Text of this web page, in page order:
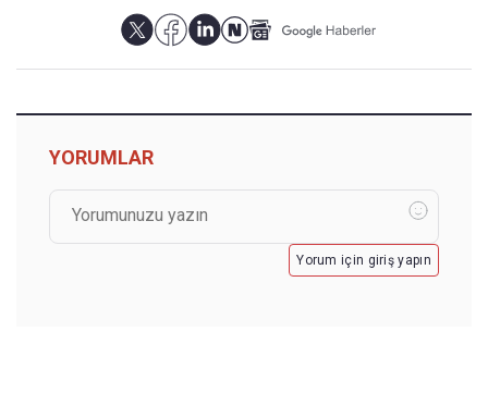
YORUMLAR
Yorum için giriş yapın